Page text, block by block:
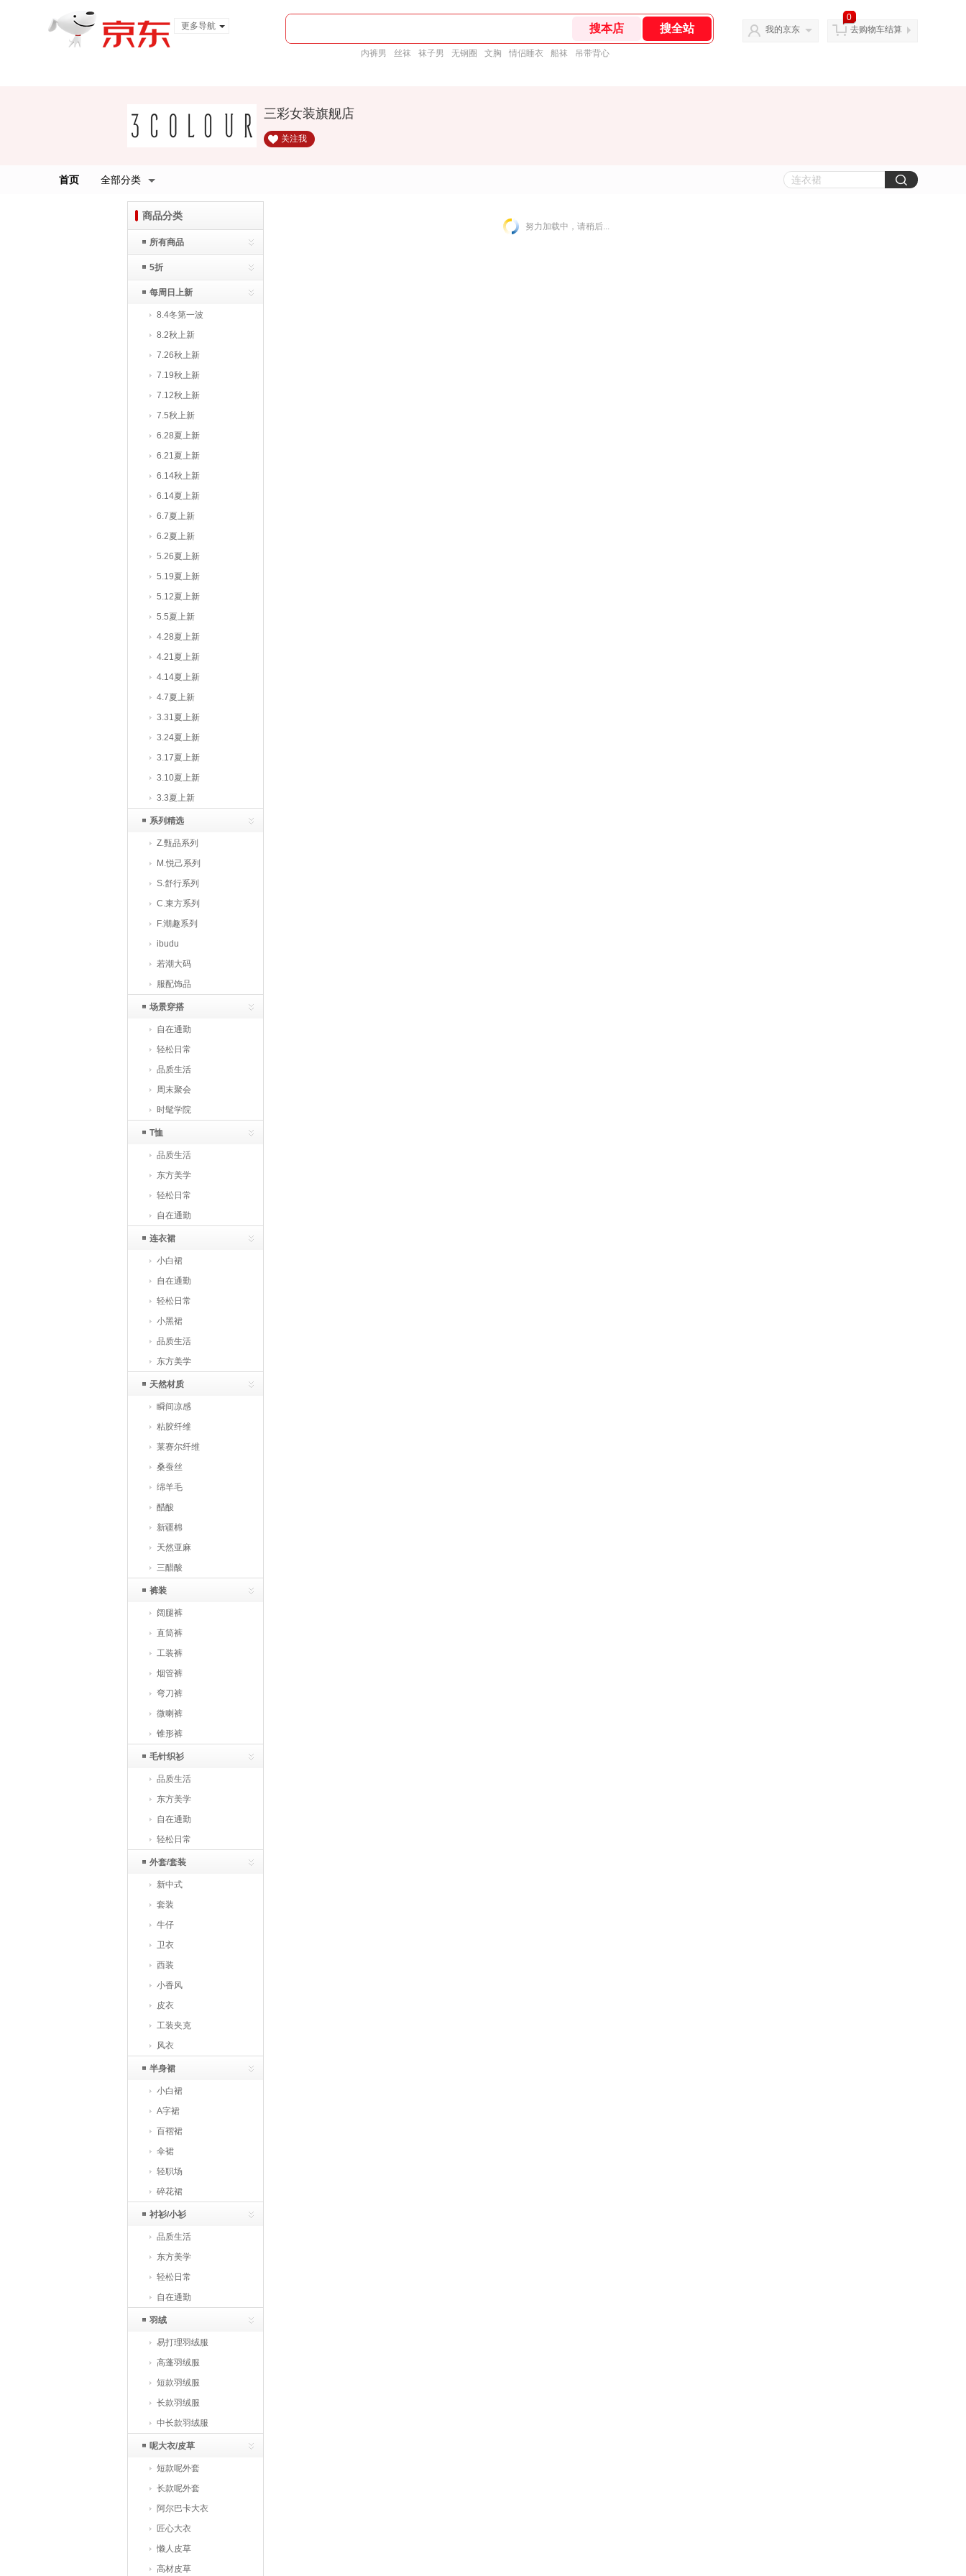
更多导航
内裤男 丝袜 袜子男 无钢圈 文胸 情侣睡衣 船袜 吊带背心
我的京东
0
去购物车结算
三彩女装旗舰店
关注我
首页 全部分类
商品分类
所有商品
5折
每周日上新
8.4冬第一波
8.2秋上新
7.26秋上新
7.19秋上新
7.12秋上新
7.5秋上新
6.28夏上新
6.21夏上新
6.14秋上新
6.14夏上新
6.7夏上新
6.2夏上新
5.26夏上新
5.19夏上新
5.12夏上新
5.5夏上新
4.28夏上新
4.21夏上新
4.14夏上新
4.7夏上新
3.31夏上新
3.24夏上新
3.17夏上新
3.10夏上新
3.3夏上新
系列精选
Z.甄品系列
M.悦己系列
S.舒行系列
C.東方系列
F.潮趣系列
ibudu
若潮大码
服配饰品
场景穿搭
自在通勤
轻松日常
品质生活
周末聚会
时髦学院
T恤
品质生活
东方美学
轻松日常
自在通勤
连衣裙
小白裙
自在通勤
轻松日常
小黑裙
品质生活
东方美学
天然材质
瞬间凉感
粘胶纤维
莱赛尔纤维
桑蚕丝
绵羊毛
醋酸
新疆棉
天然亚麻
三醋酸
裤装
阔腿裤
直筒裤
工装裤
烟管裤
弯刀裤
微喇裤
锥形裤
毛针织衫
品质生活
东方美学
自在通勤
轻松日常
外套/套装
新中式
套装
牛仔
卫衣
西装
小香风
皮衣
工装夹克
风衣
半身裙
小白裙
A字裙
百褶裙
伞裙
轻职场
碎花裙
衬衫/小衫
品质生活
东方美学
轻松日常
自在通勤
羽绒
易打理羽绒服
高蓬羽绒服
短款羽绒服
长款羽绒服
中长款羽绒服
呢大衣/皮草
短款呢外套
长款呢外套
阿尔巴卡大衣
匠心大衣
懒人皮草
高材皮草
努力加载中，请稍后...